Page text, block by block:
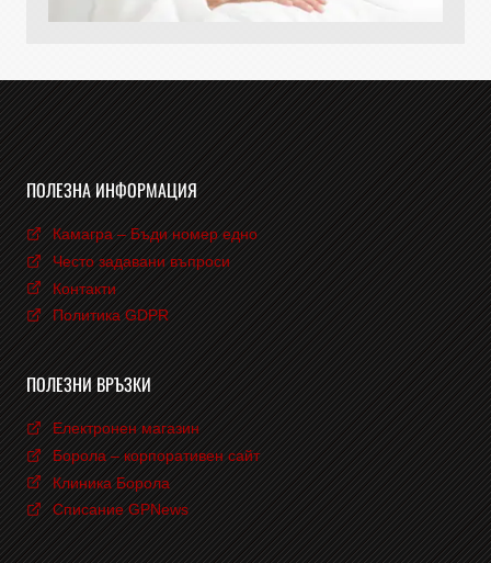
ПОЛЕЗНА ИНФОРМАЦИЯ
Камагра – Бъди номер едно
Често задавани въпроси
Контакти
Политика GDPR
ПОЛЕЗНИ ВРЪЗКИ
Електронен магазин
Борола – корпоративен сайт
Клиника Борола
Списание GPNews